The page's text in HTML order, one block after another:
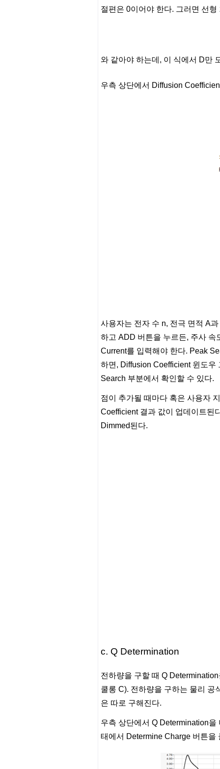
절편은 0이어야 한다. 그러면 선형
와 같아야 하는데, 이 식에서 D만
우측 상단에서 Diffusion
사용자는 전자 수 n, 전극 면적 A
하고 ADD 버튼을 누르든, 주사
Current를 입력해야 한다. Peak
하면, Diffusion Coefficient 윈도우
Search 부분에서 확인할 수 있다.
점이 추가될 때마다 혹은 사용자
Coefficient 결과 값이 업데이트된
Dimmed된다.
c. Q Determination
전하량을 구할 때 Q
쿨롱 C). 전하량을 구하는 물리 공
은 따로 구해진다.
우측 상단에서 Q Determination
태에서 Determine Charge 버튼을